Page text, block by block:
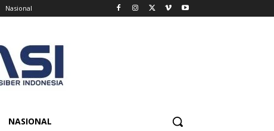
Nasional
NASIONAL